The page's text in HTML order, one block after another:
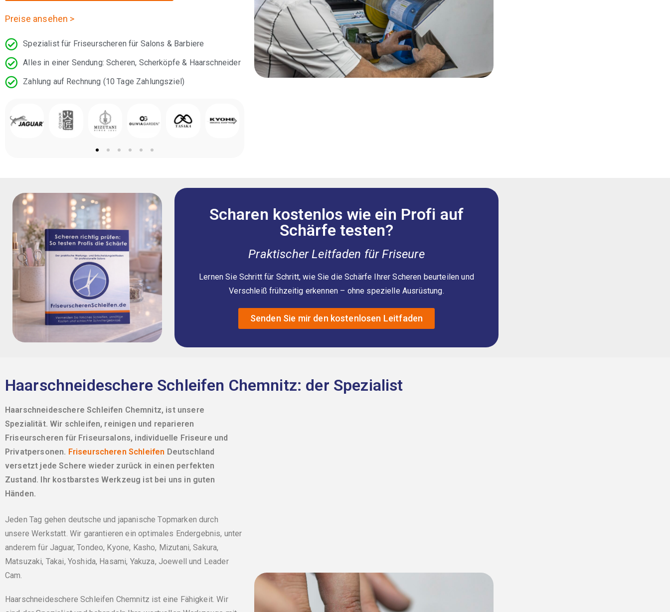
Preise ansehen >
Spezialist für Friseurscheren für Salons & Barbiere
Alles in einer Sendung: Scheren, Scherköpfe & Haarschneider
Zahlung auf Rechnung (10 Tage Zahlungsziel)
Scharen kostenlos wie ein Profi auf
Schärfe testen?
Praktischer Leitfaden für Friseure
Lernen Sie Schritt für Schritt, wie Sie die Schärfe Ihrer Scheren beurteilen und
Verschleiß frühzeitig erkennen – ohne spezielle Ausrüstung.
Senden Sie mir den kostenlosen Leitfaden
Haarschneideschere Schleifen Chemnitz: der Spezialist
Haarschneideschere Schleifen Chemnitz, ist unsere
Spezialität. Wir schleifen, reinigen und reparieren
Friseurscheren für Friseursalons, individuelle Friseure und
Privatpersonen. Friseurscheren Schleifen Deutschland
versetzt jede Schere wieder zurück in einen perfekten
Zustand. Ihr kostbarstes Werkzeug ist bei uns in guten
Händen.
Jeden Tag gehen deutsche und japanische Topmarken durch
unsere Werkstatt. Wir garantieren ein optimales Endergebnis, unter
anderem für Jaguar, Tondeo, Kyone, Kasho, Mizutani, Sakura,
Matsuzaki, Takai, Yoshida, Hasami, Yakuza, Joewell und Leader
Cam.
Haarschneideschere Schleifen Chemnitz ist eine Fähigkeit. Wir